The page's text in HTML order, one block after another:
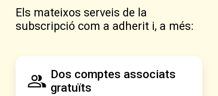
Els mateixos serveis de la
subscripció com a adherit i, a més:
Dos comptes associats
gratuïts